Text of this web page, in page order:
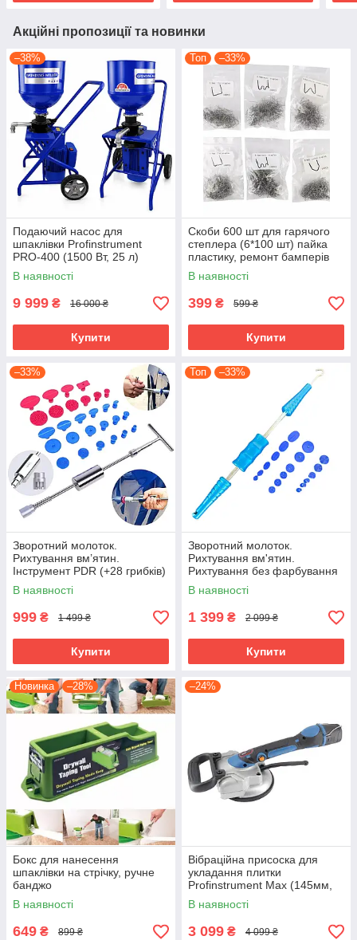
Акційні пропозиції та новинки
–38%
Подаючий насос для
шпаклівки Profinstrument
PRO-400 (1500 Вт, 25 л)
В наявності
9 999 ₴ 16 000 ₴
Купити
Топ –33%
Скоби 600 шт для гарячого
степлера (6*100 шт) пайка
пластику, ремонт бамперів
В наявності
399 ₴ 599 ₴
Купити
–33%
Зворотний молоток.
Рихтування вм’ятин.
Інструмент PDR (+28 грибків)
В наявності
999 ₴ 1 499 ₴
Купити
Топ –33%
Зворотний молоток.
Рихтування вм'ятин.
Рихтування без фарбування
В наявності
1 399 ₴ 2 099 ₴
Купити
Новинка –28%
Бокс для нанесення
шпаклівки на стрічку, ручне
банджо
В наявності
649 ₴ 899 ₴
–24%
Вібраційна присоска для
укладання плитки
Profinstrument Max (145мм,
12V)
В наявності
3 099 ₴ 4 099 ₴